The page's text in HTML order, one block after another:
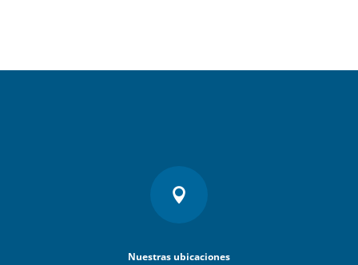

Nuestras ubicaciones